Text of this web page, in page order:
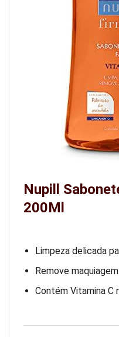
Nupill
200Ml
Limpeza delicada
Remove
Contém Vitamina C